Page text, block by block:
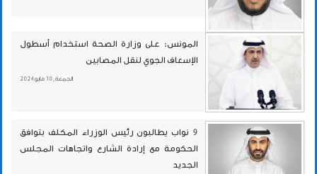
المونس: على وزارة الصحة استخدام أسطول
الإسعاف الجوي لنقل المصابين
الجمعة , 10 مايو 2024
9 نواب يطالبون رئيس الوزراء المكلف بتوافق
الحكومة مع إرادة الشارع واتجاهات المجلس
الجديد